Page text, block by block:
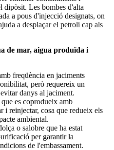
dipòsit. Les bombes d'alta
a pous d'injecció designats, on
a desplaçar el petroli cap als
de mar, aigua produïda i
freqüència en jaciments
però requereix un
danys al jaciment.
es coprodueix amb
i reinjectar, cosa que redueix els
ambiental.
o salobre que ha estat
per garantir la
de l'embassament.